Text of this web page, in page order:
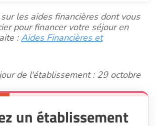
les aides financières dont vous
pour financer votre séjour en
:Aides Financières et
de l'établissement : 29 octobre
un établissement